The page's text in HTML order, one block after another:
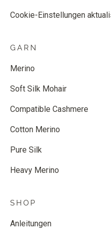
Cookie-Einstellungen
GARN
Merino
Soft Silk Mohair
Compatible Cashmere
Cotton Merino
Pure Silk
Heavy Merino
SHOP
Anleitungen